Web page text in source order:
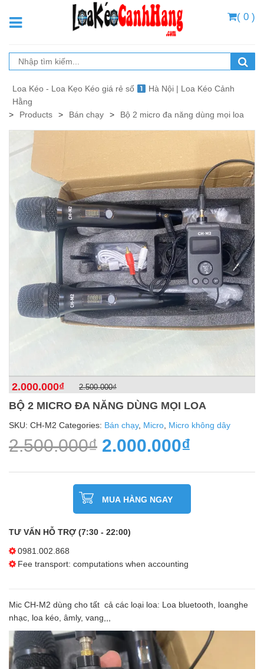
( 0 )
Loa Kéo - Loa Kẹo Kéo giá rẻ số
Hà Nội | Loa Kéo Cảnh
Hằng
>
Products > Bán chạy > Bộ 2 micro đa năng dùng mọi loa
2.500.000₫
2.000.000₫
BỘ 2 MICRO ĐA NĂNG DÙNG MỌI LOA
SKU: CH-M2 Categories: Bán chạy, Micro, Micro không dây
2.500.000₫ 2.000.000₫
MUA HÀNG NGAY
TƯ VẤN HỖ TRỢ (7:30 - 22:00)
0981.002.868
Fee transport: computations when accounting
Mic CH-M2 dùng cho tất cả các loại loa: Loa bluetooth, loanghe
nhạc, loa kéo, âmly, vang,,,